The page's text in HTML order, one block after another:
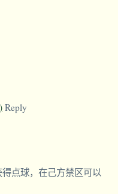
Reply
点球，在己方禁区可以